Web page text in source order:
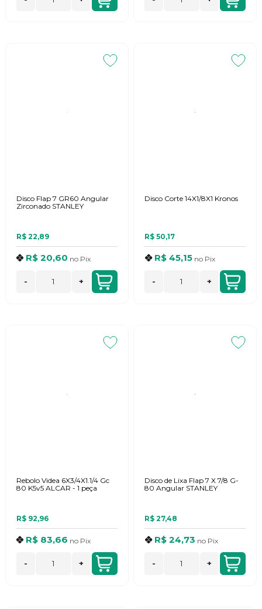
Disco Flap 7 GR60 Angular
Zirconado STANLEY
R$ 22,89
R$ 20,60 no Pix
- +
Disco Corte 14X1/8X1 Kronos
R$ 50,17
R$ 45,15 no Pix
- +
Rebolo Videa 6X3/4X1.1/4 Gc
80 K5v5 ALCAR - 1 peça
R$ 92,96
R$ 83,66 no Pix
- +
Disco de Lixa Flap 7 X 7/8 G-
80 Angular STANLEY
R$ 27,48
R$ 24,73 no Pix
- +